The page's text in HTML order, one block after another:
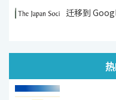
迁移到